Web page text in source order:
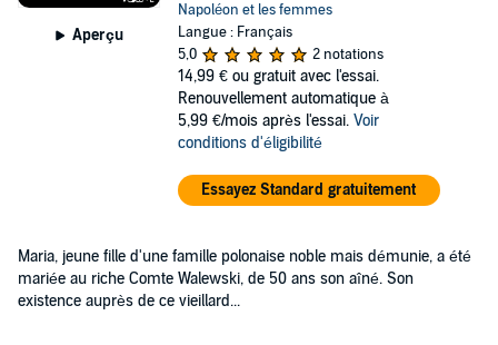
Aperçu
Napoléon et les femmes
Langue : Français
5,0
2 notations
14,99 € ou gratuit avec l'essai.
Renouvellement automatique à
5,99 €/mois après l'essai. Voir
conditions d'éligibilité
Essayez Standard gratuitement
Maria, jeune fille d'une famille polonaise noble mais démunie, a été
mariée au riche Comte Walewski, de 50 ans son aîné. Son
existence auprès de ce vieillard...